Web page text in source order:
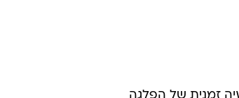
שהחליט על השעיה זמנית של הפלגה